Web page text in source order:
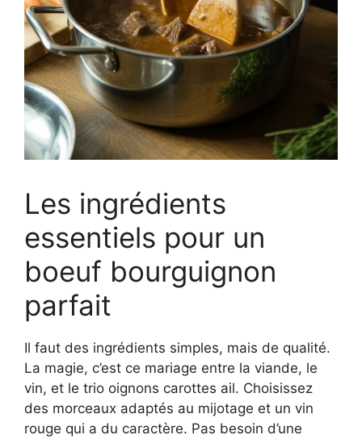
Les ingrédients
essentiels pour un
boeuf bourguignon
parfait
Il faut des ingrédients simples, mais de qualité.
La magie, c’est ce mariage entre la viande, le
vin, et le trio oignons carottes ail. Choisissez
des morceaux adaptés au mijotage et un vin
rouge qui a du caractère. Pas besoin d’une